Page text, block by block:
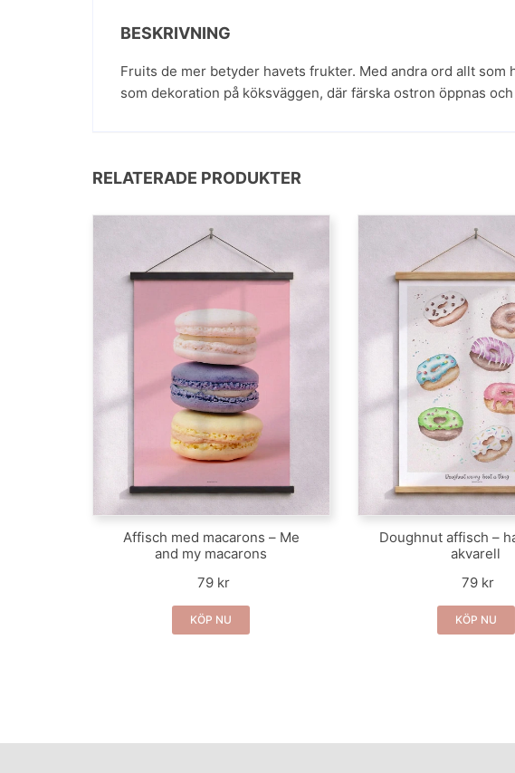
BESKRIVNING
Fruits de mer betyder havets frukter. Med andra ord allt
som dekoration på köksväggen, där färska ostron öppnas
RELATERADE PRODUKTER
Affisch med macarons – Me
and my macarons
79 kr
KÖP NU
Doughnut affisch –
akvarell
79 kr
KÖP NU